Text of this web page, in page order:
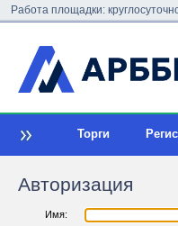
Работа площадки:
Торги
Авторизация
Имя: